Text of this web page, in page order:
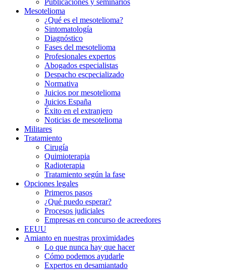
Publicaciones y seminarios
Mesotelioma
¿Qué es el mesotelioma?
Sintomatología
Diagnóstico
Fases del mesotelioma
Profesionales expertos
Abogados especialistas
Despacho escpecializado
Normativa
Juicios por mesotelioma
Juicios España
Éxito en el extranjero
Noticias de mesotelioma
Militares
Tratamiento
Cirugía
Quimioterapia
Radioterapia
Tratamiento según la fase
Opciones legales
Primeros pasos
¿Qué puedo esperar?
Procesos judiciales
Empresas en concurso de acreedores
EEUU
Amianto en nuestras proximidades
Lo que nunca hay que hacer
Cómo podemos ayudarle
Expertos en desamiantado